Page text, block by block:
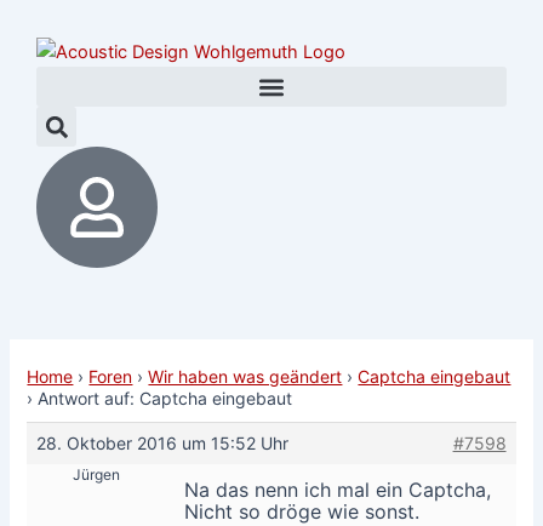
Inhalt
Home › Foren › Wir haben was geändert › Captcha eingebaut
› Antwort auf: Captcha eingebaut
28. Oktober 2016 um 15:52 Uhr #7598
Jürgen
Na das nenn ich mal ein Captcha,
Nicht so dröge wie sonst.
navigation